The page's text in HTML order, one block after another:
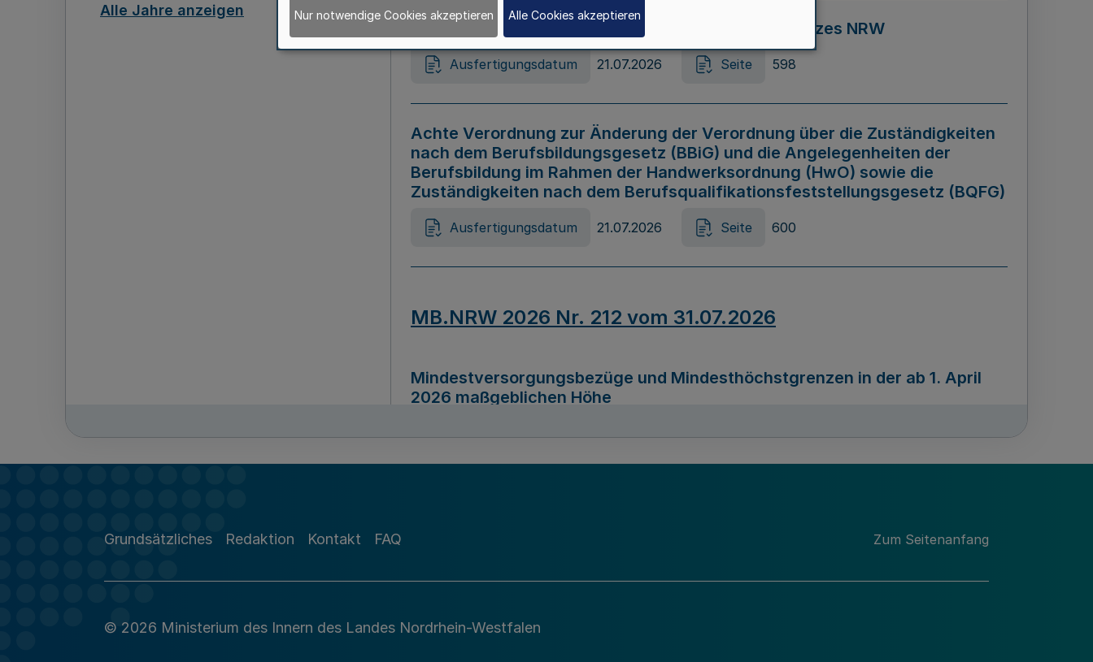
Alle Jahre anzeigen
Gesetz zur Änderung des Online-Casinospiel Gesetzes NRW
Ausfertigungsdatum 21.07.2026 Seite 598
Achte Verordnung zur Änderung der Verordnung über die Zuständigkeiten
nach dem Berufsbildungsgesetz (BBiG) und die Angelegenheiten der
Berufsbildung im Rahmen der Handwerksordnung (HwO) sowie die
Zuständigkeiten nach dem Berufsqualifikationsfeststellungsgesetz (BQFG)
Ausfertigungsdatum 21.07.2026 Seite 600
MB.NRW 2026 Nr. 212 vom 31.07.2026
Mindestversorgungsbezüge und Mindesthöchstgrenzen in der ab 1. April
2026 maßgeblichen Höhe
Richtlinie zur Durchführung des Förderprogramms „Mittelstand Innovativ &
Grundsätzliches Redaktion Kontakt FAQ Zum Seitenanfang
© 2026 Ministerium des Innern des Landes Nordrhein-Westfalen
Nur notwendige Cookies akzeptieren Alle Cookies akzeptieren